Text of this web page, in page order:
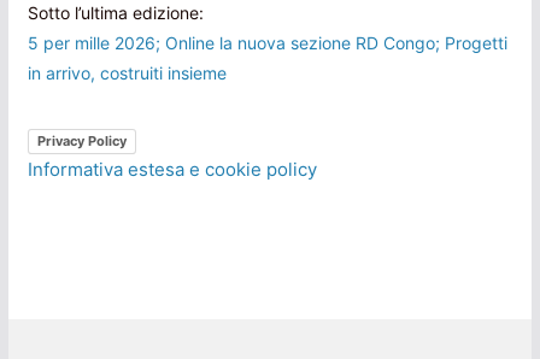
Sotto l’ultima edizione:
5 per mille 2026; Online la nuova sezione RD Congo; Progetti
in arrivo, costruiti insieme
Privacy Policy
Informativa estesa e cookie policy